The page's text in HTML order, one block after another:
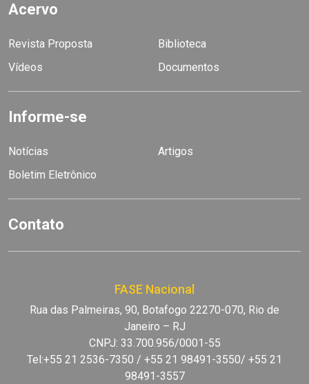
Acervo
Revista Proposta
Biblioteca
Vídeos
Documentos
Informe-se
Notícias
Artigos
Boletim Eletrônico
Contato
FASE Nacional
Rua das Palmeiras, 90, Botafogo 22270-070, Rio de
Janeiro – RJ
CNPJ: 33.700.956/0001-55
Tel:+55 21 2536-7350 / +55 21 98491-3550/ +55 21
98491-3557